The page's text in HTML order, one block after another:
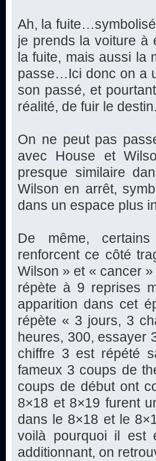
Ah, la
je prends la voiture à
la fuite, mais aussi la
passe…Ici donc on a
son passé, et
réalité, de fuir le
On ne peut pas
avec House et
presque similaire
Wilson en arrêt,
dans un espace plus
De même,
renforcent ce côté
Wilson » et « cancer
répète à 9 reprises
apparition dans cet
répète « 3 jours, 3
heures, 300, essayer
chiffre 3 est répété
fameux 3 coups de
coups de début ont
8×18 et 8×19 furent
dans le 8×18 et le
voilà pourquoi il est
additionnant, on